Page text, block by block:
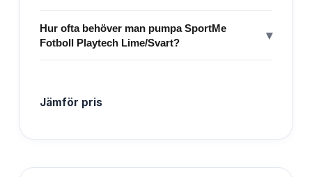
Hur ofta behöver man pumpa SportMe
Fotboll Playtech Lime/Svart?
▾
Jämför pris